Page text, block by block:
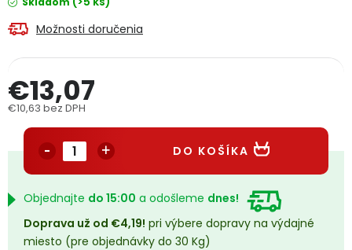
Reklamačný formulár Odstúpenie v lehote 14 dní
Obchodné podmienky
Podmienky ochrany osobných údajov
Přihlášení Registrace
Možnosti doručenia
€13,07
€10,63 bez DPH
DO KOŠÍKA
Objednajte do 15:00 a odošleme dnes!
Doprava už od €4,19! pri výbere dopravy na výdajné
miesto (pre objednávky do 30 Kg)